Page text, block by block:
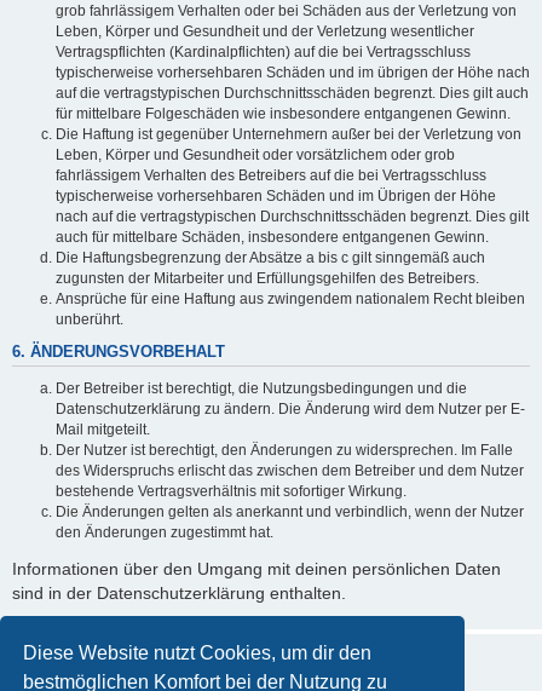
Diese Website nutzt Cookies, um dir den
bestmöglichen Komfort bei der Nutzung zu
grob fahrlässigem Verhalten oder bei Schäden aus der Verletzung von
Leben, Körper und Gesundheit und der Verletzung wesentlicher
Vertragspflichten (Kardinalpflichten) auf die bei Vertragsschluss
typischerweise vorhersehbaren Schäden und im übrigen der Höhe nach
auf die vertragstypischen Durchschnittsschäden begrenzt. Dies gilt auch
für mittelbare Folgeschäden wie insbesondere entgangenen Gewinn.
Die Haftung ist gegenüber Unternehmern außer bei der Verletzung von
Leben, Körper und Gesundheit oder vorsätzlichem oder grob
fahrlässigem Verhalten des Betreibers auf die bei Vertragsschluss
typischerweise vorhersehbaren Schäden und im Übrigen der Höhe
nach auf die vertragstypischen Durchschnittsschäden begrenzt. Dies gilt
auch für mittelbare Schäden, insbesondere entgangenen Gewinn.
Die Haftungsbegrenzung der Absätze a bis c gilt sinngemäß auch
zugunsten der Mitarbeiter und Erfüllungsgehilfen des Betreibers.
Ansprüche für eine Haftung aus zwingendem nationalem Recht bleiben
unberührt.
6. ÄNDERUNGSVORBEHALT
Der Betreiber ist berechtigt, die Nutzungsbedingungen und die
Datenschutzerklärung zu ändern. Die Änderung wird dem Nutzer per E-
Mail mitgeteilt.
Der Nutzer ist berechtigt, den Änderungen zu widersprechen. Im Falle
des Widerspruchs erlischt das zwischen dem Betreiber und dem Nutzer
bestehende Vertragsverhältnis mit sofortiger Wirkung.
Die Änderungen gelten als anerkannt und verbindlich, wenn der Nutzer
den Änderungen zugestimmt hat.
Informationen über den Umgang mit deinen persönlichen Daten
sind in der Datenschutzerklärung enthalten.